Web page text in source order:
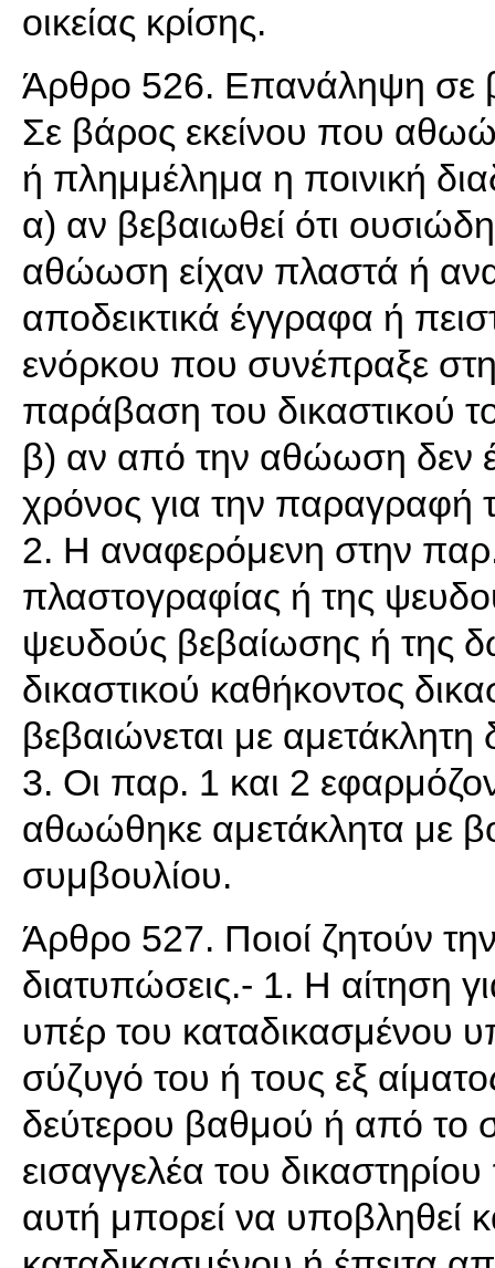
οικείας κρίσης.
Άρθρο 526. Επανάληψη σε
Σε βάρος εκείνου που
ή πλημμέλημα η ποινική
α) αν βεβαιωθεί ότι
αθώωση είχαν πλαστά ή
αποδεικτικά έγγραφα ή
ενόρκου που συνέπραξε
παράβαση του δικαστικού
β) αν από την αθώωση δεν
χρόνος για την παραγραφή
2. Η αναφερόμενη στην
πλαστογραφίας ή της
ψευδούς βεβαίωσης ή της
δικαστικού καθήκοντος
βεβαιώνεται με
3. Οι παρ. 1 και 2
αθωώθηκε αμετάκλητα με
συμβουλίου.
Άρθρο 527. Ποιοί ζητούν
διατυπώσεις.- 1. Η αίτηση
υπέρ του καταδικασμένου
σύζυγό του ή τους εξ
δεύτερου βαθμού ή από το
εισαγγελέα του
αυτή μπορεί να υποβληθεί